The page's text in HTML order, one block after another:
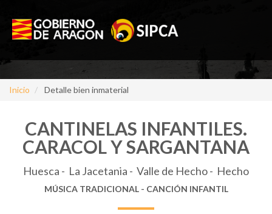
Inicio Detalle bien inmaterial
CANTINELAS INFANTILES.
CARACOL Y SARGANTANA
Huesca - La Jacetania - Valle de Hecho - Hecho
MÚSICA TRADICIONAL - CANCIÓN INFANTIL